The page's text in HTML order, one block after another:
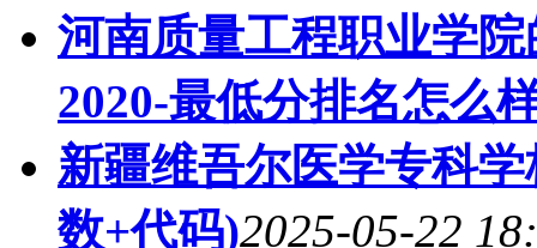
河南质量工程职业学
2020-最低分排名怎么
新疆维吾尔医学专科
数+代码)2025-05-22